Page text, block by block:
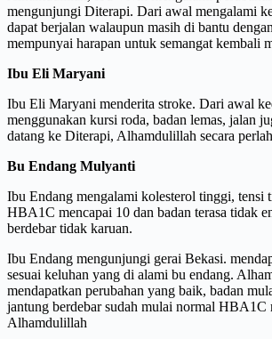
mengunjungi Diterapi. Dari awal mengalami
dapat berjalan walaupun masih di bantu
mempunyai harapan untuk semangat kembali
Ibu Eli Maryani
Ibu Eli Maryani menderita stroke. Dari awal
menggunakan kursi roda, badan lemas, jalan
datang ke Diterapi, Alhamdulillah secara
Bu Endang Mulyanti
Ibu Endang mengalami kolesterol tinggi, tensi
HBA1C mencapai 10 dan badan terasa tidak
berdebar tidak karuan.
Ibu Endang mengunjungi gerai Bekasi.
sesuai keluhan yang di alami bu endang.
mendapatkan perubahan yang baik, badan
jantung berdebar sudah mulai normal HBA1C
Alhamdulillah